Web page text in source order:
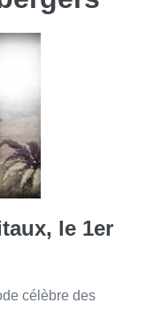
le 1er
célèbre des